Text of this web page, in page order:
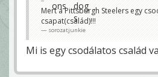
Mert a Pittsburgh Steelers egy
csapat(család)!!!
sorozatjunkie
Mi is egy csodálatos család